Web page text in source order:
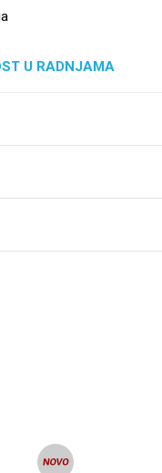
U RADNJAMA